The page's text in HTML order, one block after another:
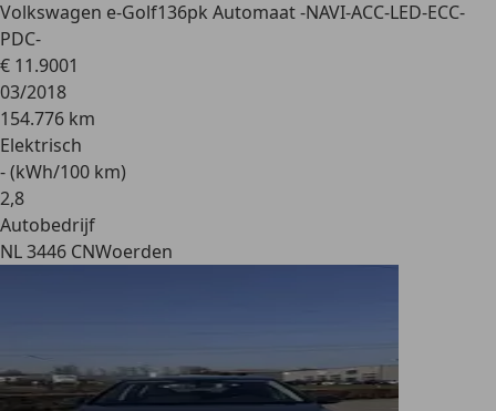
Volkswagen e-Golf136pk Automaat -NAVI-ACC-LED-ECC-
PDC-
€ 11.9001
03/2018
154.776 km
Elektrisch
- (kWh/100 km)
2,8
Autobedrijf
NL 3446 CNWoerden